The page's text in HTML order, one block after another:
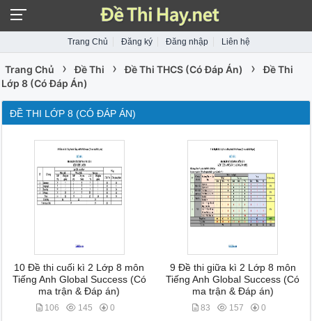
Trang Chủ Đăng ký Đăng nhập Liên hệ
Trang Chủ › Đề Thi › Đề Thi THCS (Có Đáp Án) ›
Đề Thi
Lớp 8 (Có Đáp Án)
ĐỀ THI LỚP 8 (CÓ ĐÁP ÁN)
10 Đề thi cuối kì 2 Lớp 8 môn
Tiếng Anh Global Success (Có
ma trận & Đáp án)
106 145 0
9 Đề thi giữa kì 2 Lớp 8 môn
Tiếng Anh Global Success (Có
ma trận & Đáp án)
83 157 0